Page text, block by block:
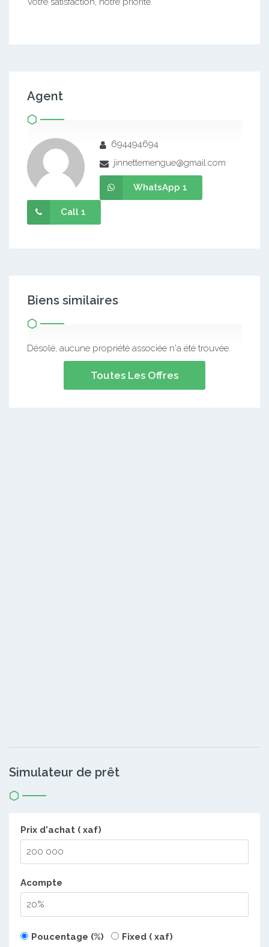
Agent
694494694
jinnettemengue@gmail.com
WhatsApp 1
Call 1
Biens similaires
Désolé, aucune propriété associée n'a été trouvée.
Toutes Les Offres
Simulateur de prêt
Prix d'achat ( xaf)
Acompte
Poucentage (%) Fixed ( xaf)